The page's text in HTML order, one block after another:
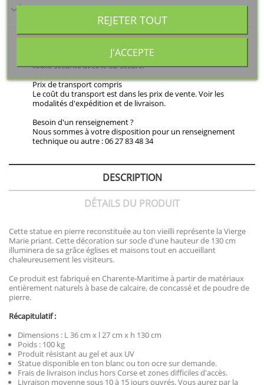

Règlement par carte bancaire sur espace sécurisé. Payez en
toute sécurité avec le 3D secure.
Prix de transport compris
Le coût du transport est dans les prix de vente. Voir les
modalités d'expédition et de livraison.
Besoin d'un renseignement ?
Nous sommes à votre disposition pour un renseignement
technique ou autre : 06 27 83 48 34
DESCRIPTION
DÉTAILS DU PRODUIT
Cette statue en pierre reconstituée au ton vieilli représente la Vierge
Marie priant. Cette décoration sur socle d'une hauteur de 130 cm
illuminera de sa grâce églises et maisons tout en accueillant
chaleureusement les visiteurs.
Ce produit est fabriqué en Charente-Maritime à partir de matériaux
entièrement naturels à base de calcaire, de concassé et de poudre de
pierre.
Récapitulatif :
Dimensions : L 36 cm x l 27 cm x h 130 cm
Poids : 100 kg
Produit résistant au gel et aux UV
Statue disponible en ton blanc ou ton ocre sur demande.
Frais de livraison inclus hors Corse et zones difficiles d'accès.
Livraison moyenne sous 10 à 15 jours ouvrés. Vous aurez par la
REJETER TOUT
J'ACCEPTE